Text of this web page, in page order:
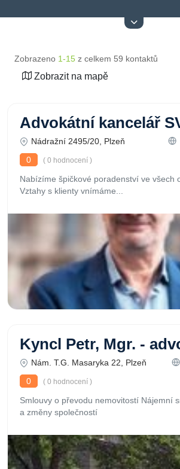
Zobrazeno 1-15 z celkem 59 kontaktů
Zobrazit na mapě
Advokátní kancelář
Nádražní 2495/20, Plzeň
0
( 0 hodnocení )
Nabízíme špičkové poradenství ve všech
Vztahy s klienty vnímáme...
Kyncl Petr, Mgr. -
Nám. T.G. Masaryka 22, Plzeň
0
( 0 hodnocení )
Smlouvy o převodu nemovitostí Nájemní
a změny společností